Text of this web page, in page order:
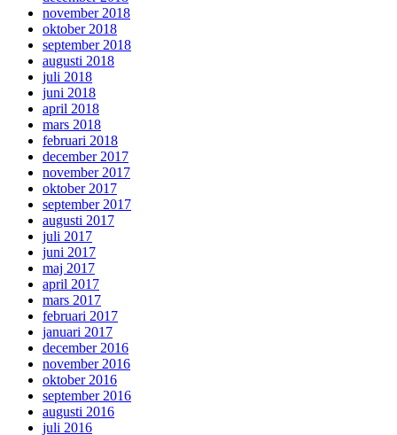
november 2018
oktober 2018
september 2018
augusti 2018
juli 2018
juni 2018
april 2018
mars 2018
februari 2018
december 2017
november 2017
oktober 2017
september 2017
augusti 2017
juli 2017
juni 2017
maj 2017
april 2017
mars 2017
februari 2017
januari 2017
december 2016
november 2016
oktober 2016
september 2016
augusti 2016
juli 2016